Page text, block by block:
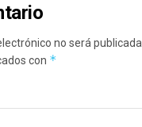
no será publicada.
con *